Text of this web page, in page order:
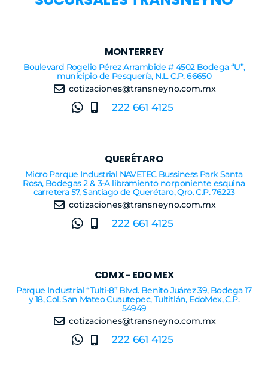
MONTERREY
Boulevard Rogelio Pérez Arrambide # 4502 Bodega “U”,
municipio de Pesquería, N.L. C.P. 66650
cotizaciones@transneyno.com.mx
222 661 4125
QUERÉTARO
Micro Parque Industrial NAVETEC Bussiness Park Santa
Rosa, Bodegas 2 & 3-A libramiento norponiente esquina
carretera 57, Santiago de Querétaro, Qro. C.P. 76223
cotizaciones@transneyno.com.mx
222 661 4125
CDMX - EDO MEX
Parque Industrial “Tulti-8” Blvd. Benito Juárez 39, Bodega 17
y 18, Col. San Mateo Cuautepec, Tultitlán, EdoMex, C.P.
54949
cotizaciones@transneyno.com.mx
222 661 4125